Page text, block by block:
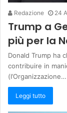
Redazione 24
Trump a
più per la
Donald Trump ha
contribuire in
(l’Organizzazione…
Leggi tutto